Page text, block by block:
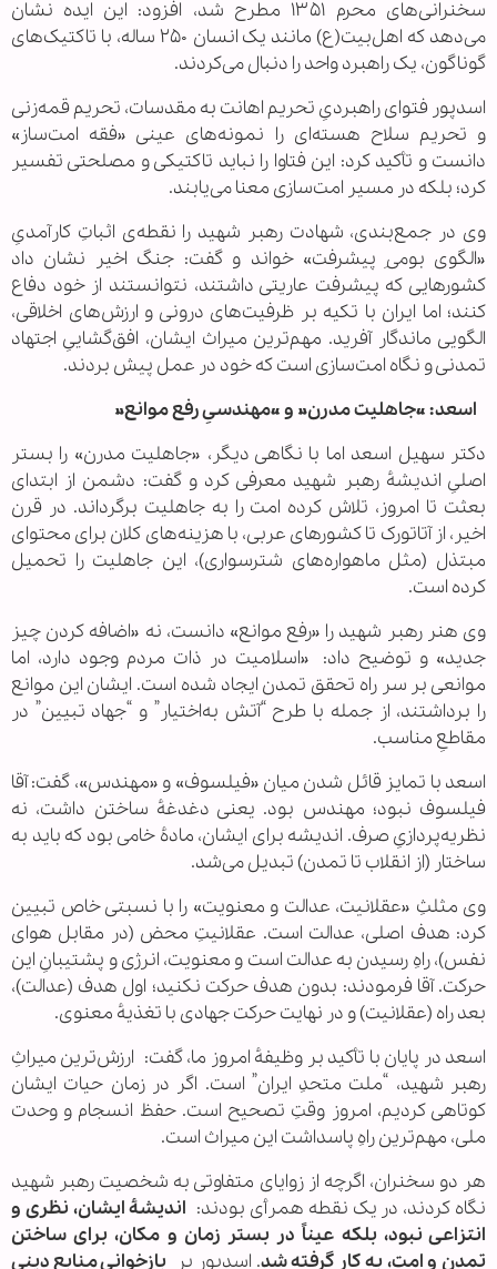
سخنرانی‌های محرم ۱۳۵۱ مطرح شد، افزود: این ایده نشان
می‌دهد که اهل‌بیت(ع) مانند یک انسان ۲۵۰ ساله، با تاکتیک‌های
گوناگون، یک راهبرد واحد را دنبال می‌کردند.
اسدپور فتوای راهبردیِ تحریم اهانت به مقدسات، تحریم قمه‌زنی
و تحریم سلاح هسته‌ای را نمونه‌های عینی «فقه امت‌ساز»
دانست و تأکید کرد: این فتاوا را نباید تاکتیکی و مصلحتی تفسیر
کرد؛ بلکه در مسیر امت‌سازی معنا می‌یابند.
وی در جمع‌بندی، شهادت رهبر شهید را نقطه‌ی اثباتِ کارآمدیِ
«الگوی بومیِ پیشرفت» خواند و گفت: جنگ اخیر نشان داد
کشورهایی که پیشرفت عاریتی داشتند، نتوانستند از خود دفاع
کنند؛ اما ایران با تکیه بر ظرفیت‌های درونی و ارزش‌های اخلاقی،
الگویی ماندگار آفرید. مهم‌ترین میراث ایشان، افق‌گشاییِ اجتهاد
تمدنی و نگاه امت‌سازی است که خود در عمل پیش بردند.
اسعد: «جاهلیت مدرن» و «مهندسیِ رفع موانع»
دکتر سهیل اسعد اما با نگاهی دیگر، «جاهلیت مدرن» را بستر
اصلیِ اندیشهٔ رهبر شهید معرفی کرد و گفت: دشمن از ابتدای
بعثت تا امروز، تلاش کرده امت را به جاهلیت برگرداند. در قرن
اخیر، از آتاتورک تا کشورهای عربی، با هزینه‌های کلان برای محتوای
مبتذل (مثل ماهواره‌های شترسواری)، این جاهلیت را تحمیل
کرده است.
وی هنر رهبر شهید را «رفع موانع» دانست، نه «اضافه کردن چیز
جدید» و توضیح داد: «اسلامیت در ذات مردم وجود دارد، اما
موانعی بر سر راه تحقق تمدن ایجاد شده است. ایشان این موانع
را برداشتند، از جمله با طرح “آتش به‌اختیار” و “جهاد تبیین” در
مقاطعِ مناسب.
اسعد با تمایز قائل شدن میان «فیلسوف» و «مهندس»، گفت: آقا
فیلسوف نبود؛ مهندس بود. یعنی دغدغهٔ ساختن داشت، نه
نظریه‌پردازیِ صرف. اندیشه برای ایشان، مادهٔ خامی بود که باید به
ساختار (از انقلاب تا تمدن) تبدیل می‌شد.
وی مثلثِ «عقلانیت، عدالت و معنویت» را با نسبتی خاص تبیین
کرد: هدف اصلی، عدالت است. عقلانیتِ محض (در مقابل هوای
نفس)، راهِ رسیدن به عدالت است و معنویت، انرژی و پشتیبانِ این
حرکت. آقا فرمودند: بدون هدف حرکت نکنید؛ اول هدف (عدالت)،
بعد راه (عقلانیت) و در نهایت حرکت جهادی با تغذیهٔ معنوی.
اسعد در پایان با تأکید بر وظیفهٔ امروز ما، گفت: ارزش‌ترین میراثِ
رهبر شهید، “ملت متحدِ ایران” است. اگر در زمان حیات ایشان
کوتاهی کردیم، امروز وقتِ تصحیح است. حفظ انسجام و وحدت
ملی، مهم‌ترین راهِ پاسداشت این میراث است.
هر دو سخنران، اگرچه از زوایای متفاوتی به شخصیت رهبر شهید
نگاه کردند، در یک نقطه همرأی بودند: اندیشهٔ ایشان، نظری و
انتزاعی نبود، بلکه عیناً در بستر زمان و مکان، برای ساختن
تمدن و امت، به کار گرفته شد. اسدپور بر بازخوانیِ منابع دینی